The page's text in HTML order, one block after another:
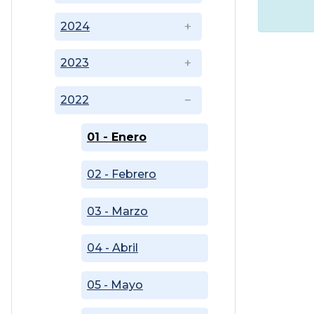
2022
01 - Enero
02 - Febrero
03 - Marzo
04 - Abril
05 - Mayo
2023
2024